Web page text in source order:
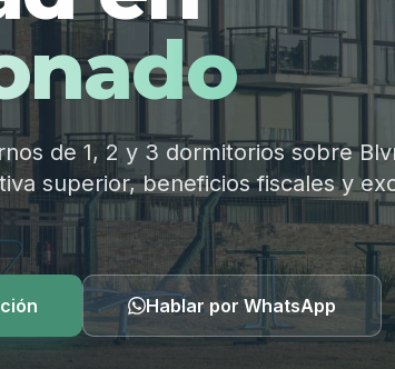
de 1, 2 y 3 dormitorios sobre
superior, beneficios fiscales y
Hablar por WhatsApp